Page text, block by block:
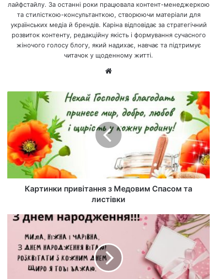
лайфстайлу. За останні роки працювала контент-менеджеркою
та стилісткою-консультанткою, створюючи матеріали для
українських медіа й брендів. Каріна відповідає за стратегічний
розвиток контенту, редакційну якість і формування сучасного
жіночого голосу блогу, який надихає, навчає та підтримує
читачок у щоденному житті.
са
йт
Картинки привітання з Медовим Спасом та
листівки